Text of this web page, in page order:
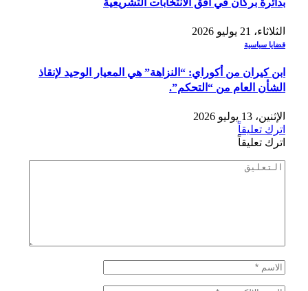
بدائرة بركان في أفق الانتخابات التشريعية
الثلاثاء، 21 يوليو 2026
قضايا سياسية
ابن كيران من أكوراي: “النزاهة” هي المعيار الوحيد لإنقاذ
الشأن العام من “التحكم”.
الإثنين، 13 يوليو 2026
اترك تعليقاً
اترك تعليقاً